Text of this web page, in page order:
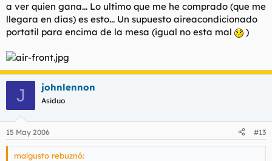
a ver quien gana... Lo ultimo que me he comprado (que me
llegara en dias) es esto... Un supuesto aireacondicionado
portatil para encima de la mesa (igual no esta mal
)
J johnlennon
Asiduo
15 May 2006 #13
malgusto rebuznó: